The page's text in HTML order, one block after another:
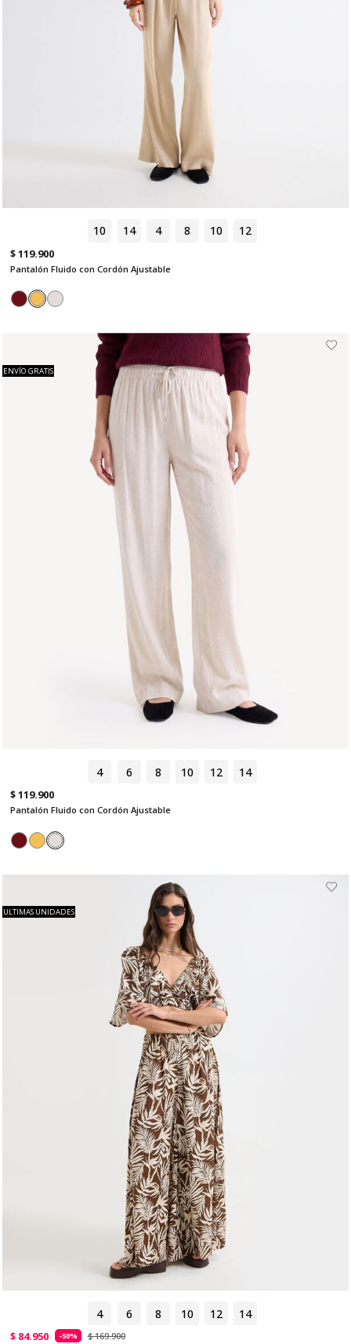
10 14 4 8 10 12
$ 119.900
Pantalón Fluido con Cordón Ajustable
4 6 8 10 12 14
ENVÍO GRATIS
$ 119.900
Pantalón Fluido con Cordón Ajustable
4 6 8 10 12 14
ULTIMAS UNIDADES
$ 84.950 -50% $ 169.900